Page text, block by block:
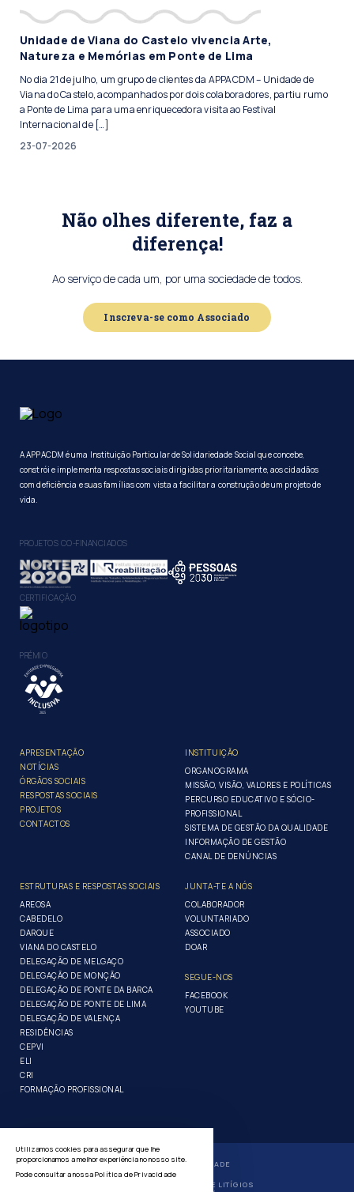
Unidade de Viana do Castelo vivencia Arte,
Natureza e Memórias em Ponte de Lima
No dia 21 de julho, um grupo de clientes da APPACDM – Unidade de
Viana do Castelo, acompanhados por dois colaboradores, partiu rumo
a Ponte de Lima para uma enriquecedora visita ao Festival
Internacional de […]
23-07-2026
Não olhes diferente, faz a
diferença!
Ao serviço de cada um, por uma sociedade de todos.
Inscreva-se como Associado
A APPACDM é uma Instituição Particular de Solidariedade Social que concebe,
constrói e implementa respostas sociais dirigidas prioritariamente, aos cidadãos
com deficiência e suas famílias com vista a facilitar a construção de um projeto de
vida.
PROJETOS CO-FINANCIADOS
CERTIFICAÇÃO
PRÉMIO
APRESENTAÇÃO
NOTÍCIAS
ÓRGÃOS SOCIAIS
RESPOSTAS SOCIAIS
PROJETOS
CONTACTOS
INSTITUIÇÃO
ORGANOGRAMA
MISSÃO, VISÃO, VALORES E POLÍTICAS
PERCURSO EDUCATIVO E SÓCIO-
PROFISSIONAL
SISTEMA DE GESTÃO DA QUALIDADE
INFORMAÇÃO DE GESTÃO
CANAL DE DENÚNCIAS
ESTRUTURAS E RESPOSTAS SOCIAIS
AREOSA
CABEDELO
DARQUE
VIANA DO CASTELO
DELEGAÇÃO DE MELGAÇO
DELEGAÇÃO DE MONÇÃO
DELEGAÇÃO DE PONTE DA BARCA
DELEGAÇÃO DE PONTE DE LIMA
DELEGAÇÃO DE VALENÇA
RESIDÊNCIAS
CEPVI
ELI
CRI
FORMAÇÃO PROFISSIONAL
JUNTA-TE A NÓS
COLABORADOR
VOLUNTARIADO
ASSOCIADO
DOAR
SEGUE-NOS
FACEBOOK
YOUTUBE
POLÍTICA DE PRIVACIDADE
GERIR COOKIES
RESOLUÇÃO ALTERNATIVA DE LITÍGIOS
Utilizamos cookies para assegurar que lhe
proporcionamos a melhor experiência no nosso site.
Pode consultar a nossaPolítica de Privacidade